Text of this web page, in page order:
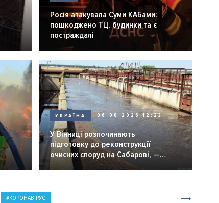
Росія атакувала Суми КАБами:
пошкоджено ТЦ, будинки та є
постраждалі
УКРАЇНА 06.08.2026 12:23
У Вінниці розпочинають
підготовку до реконструкції
очисних споруд на Сабарові, —
мер Вінниці.
КОРОНАВІРУС